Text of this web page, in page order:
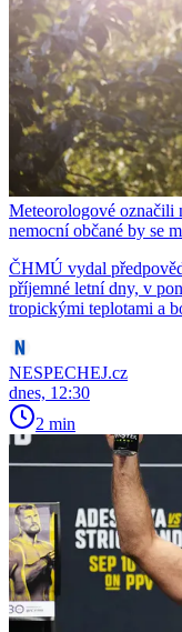
Meteorologové označili
nemocní občané by se
ČHMÚ vydal
příjemné letní dny, v
tropickými teplotami a
NESPECHEJ.cz
dnes, 12:30
2 min